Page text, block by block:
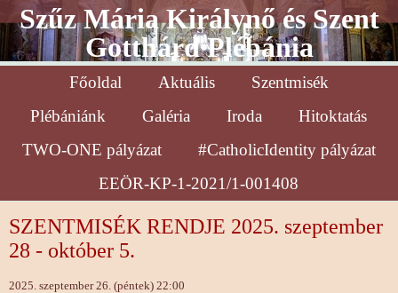
Szűz Mária Királynő és Szent
Gotthárd Plébánia
Főoldal Aktuális
Szentmisék
Plébániánk
Galéria Iroda
Hitoktatás
TWO-ONE pályázat
#CatholicIdentity pályázat
EEÖR-KP-1-2021/1-001408
SZENTMISÉK RENDJE 2025. szeptember
28 - október 5.
2025. szeptember 26. (péntek) 22:00